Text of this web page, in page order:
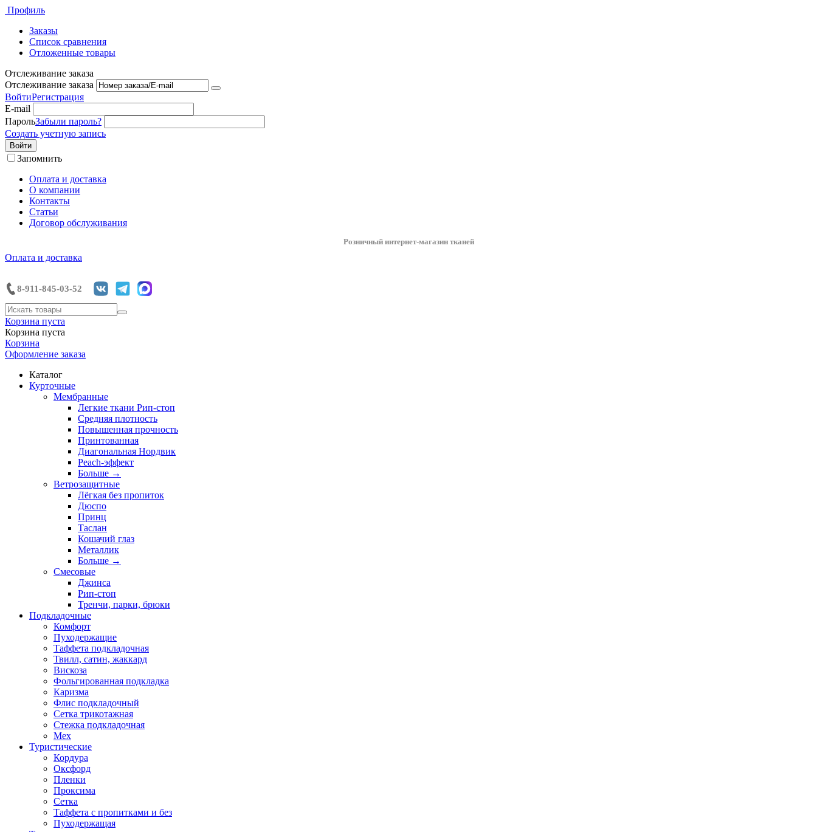
Профиль
Заказы
Список сравнения
Отложенные товары
Отслеживание заказа
Отслеживание заказа
ВойтиРегистрация
E-mail
ПарольЗабыли пароль?
Создать учетную запись
Войти
Запомнить
Оплата и доставка
О компании
Контакты
Статьи
Договор обслуживания
Розничный интернет-магазин тканей
Оплата и доставка
8-911-845-03-52
Корзина пуста
Корзина пуста
Корзина
Оформление заказа
Каталог
Курточные
Мембранные
Легкие ткани Рип-стоп
Средняя плотность
Повышенная прочность
Принтованная
Диагональная Нордвик
Peach-эффект
Больше →
Ветрозащитные
Лёгкая без пропиток
Дюспо
Принц
Таслан
Кошачий глаз
Металлик
Больше →
Смесовые
Джинса
Рип-стоп
Тренчи, парки, брюки
Подкладочные
Комфорт
Пуходержащие
Таффета подкладочная
Твилл, сатин, жаккард
Вискоза
Фольгированная подкладка
Каризма
Флис подкладочный
Сетка трикотажная
Стежка подкладочная
Мех
Туристические
Кордура
Оксфорд
Пленки
Проксима
Сетка
Таффета с пропитками и без
Пуходержащая